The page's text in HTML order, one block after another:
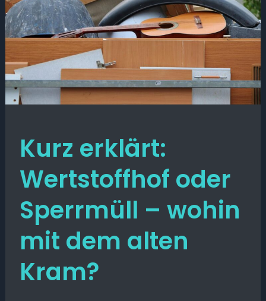
Kurz erklärt:
Wertstoffhof oder
Sperrmüll – wohin
mit dem alten
Kram?